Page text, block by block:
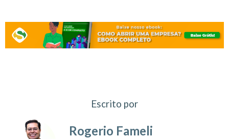
Escrito por
Rogerio Fameli